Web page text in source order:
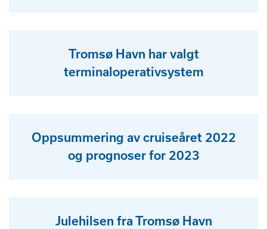
Tromsø Havn har valgt
terminaloperativsystem
Oppsummering av cruiseåret 2022
og prognoser for 2023
Julehilsen fra Tromsø Havn